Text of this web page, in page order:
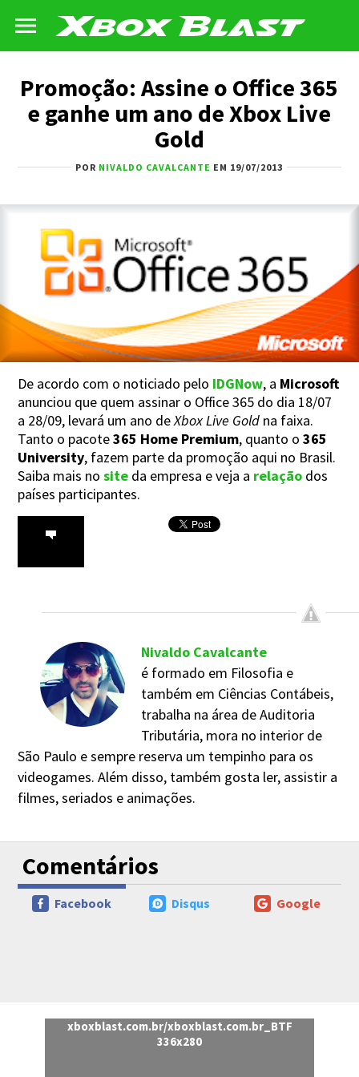
Promoção: Assine o Office 365
e ganhe um ano de Xbox Live
Gold
POR NIVALDO CAVALCANTE EM 19/07/2013
De acordo com o noticiado pelo IDGNow, a Microsoft
anunciou que quem assinar o Office 365 do dia 18/07
a 28/09, levará um ano deXbox Live Gold na faixa.
Tanto o pacote365 Home Premium, quanto o365
University, fazem parte da promoção aqui no Brasil.
Saiba mais nosite da empresa e veja a relação dos
países participantes.
Nivaldo Cavalcante
é formado em Filosofia e
também em Ciências Contábeis,
trabalha na área de Auditoria
Tributária, mora no interior de
São Paulo e sempre reserva um tempinho para os
videogames. Além disso, também gosta ler, assistir a
filmes, seriados e animações.
Comentários
Google
Disqus
Facebook
xboxblast.com.br/xboxblast.com.br_BTF
336x280